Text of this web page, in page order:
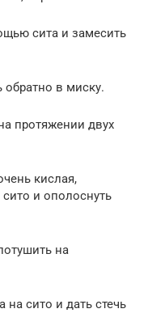
сита и замесить
обратно в миску.
протяжении двух
кислая,
и ополоснуть
на
на сито и дать стечь